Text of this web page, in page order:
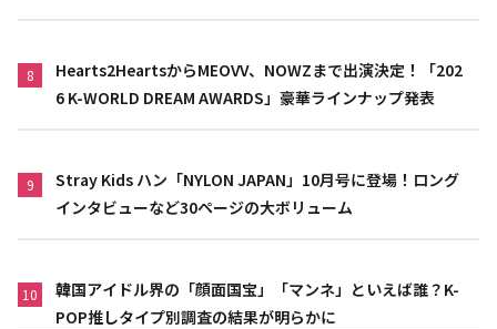
8
Hearts2HeartsからMEOVV、NOWZまで出演決定！「202
6 K-WORLD DREAM AWARDS」豪華ラインナップ発表
9
Stray Kids ハン「NYLON JAPAN」10月号に登場！ロング
インタビューなど30ページの大ボリューム
10
韓国アイドル界の「顔面国宝」「マンネ」といえば誰？K-
POP推しタイプ別調査の結果が明らかに